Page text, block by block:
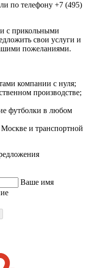
по телефону +7 (495)
с прикольными
свои услуги и
пожеланиями.
компании с нуля;
производстве;
футболки в любом
Москве и транспортной
Ваше имя